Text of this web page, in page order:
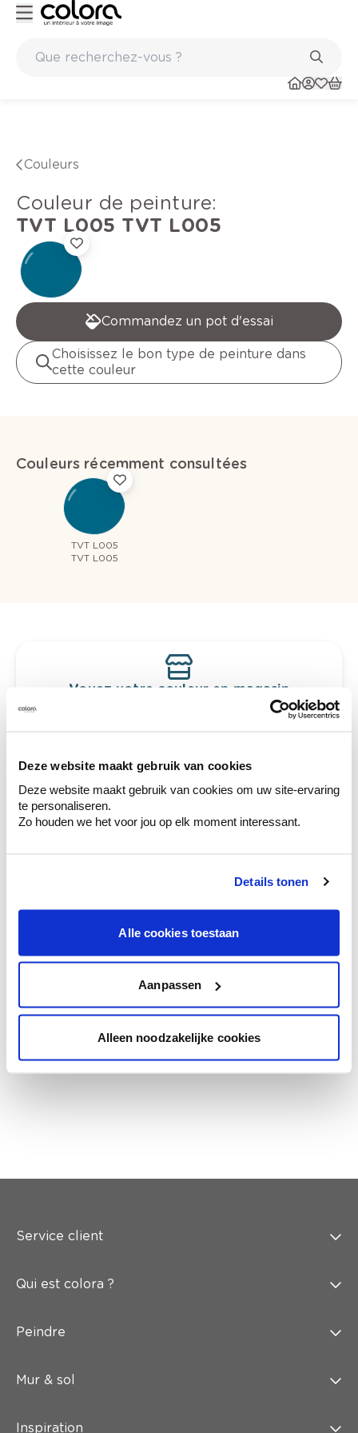
Deze website maakt gebruik van cookies
Deze website maakt gebruik van cookies om uw site-ervaring
te personaliseren.
Zo houden we het voor jou op elk moment interessant.
Details tonen
Alle cookies toestaan
Aanpassen
Alleen noodzakelijke cookies
Couleurs
Couleur de peinture:
TVT L005 TVT L005
Commandez un pot d'essai
Choisissez le bon type de peinture dans
cette couleur
Couleurs récemment consultées
TVT L005
TVT L005
Voyez votre couleur en magasin
Découvrez des échantillons de votre
votre couleur.
Obtenez des conseils personnalisés sur la
combinaison de couleurs.
Conseil couleur à domicile
en couleur.
l'éclairage et de votre mobilier.
Obtenez un contrôle technologique de vos
Service client
Qui est colora ?
Peindre
Mur & sol
Inspiration